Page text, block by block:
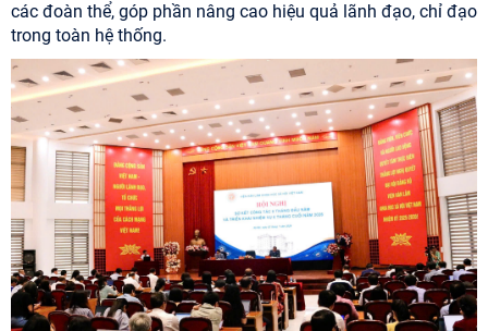
các đoàn thể, góp phần nâng cao hiệu quả lãnh đạo, chỉ đạo
trong toàn hệ thống.